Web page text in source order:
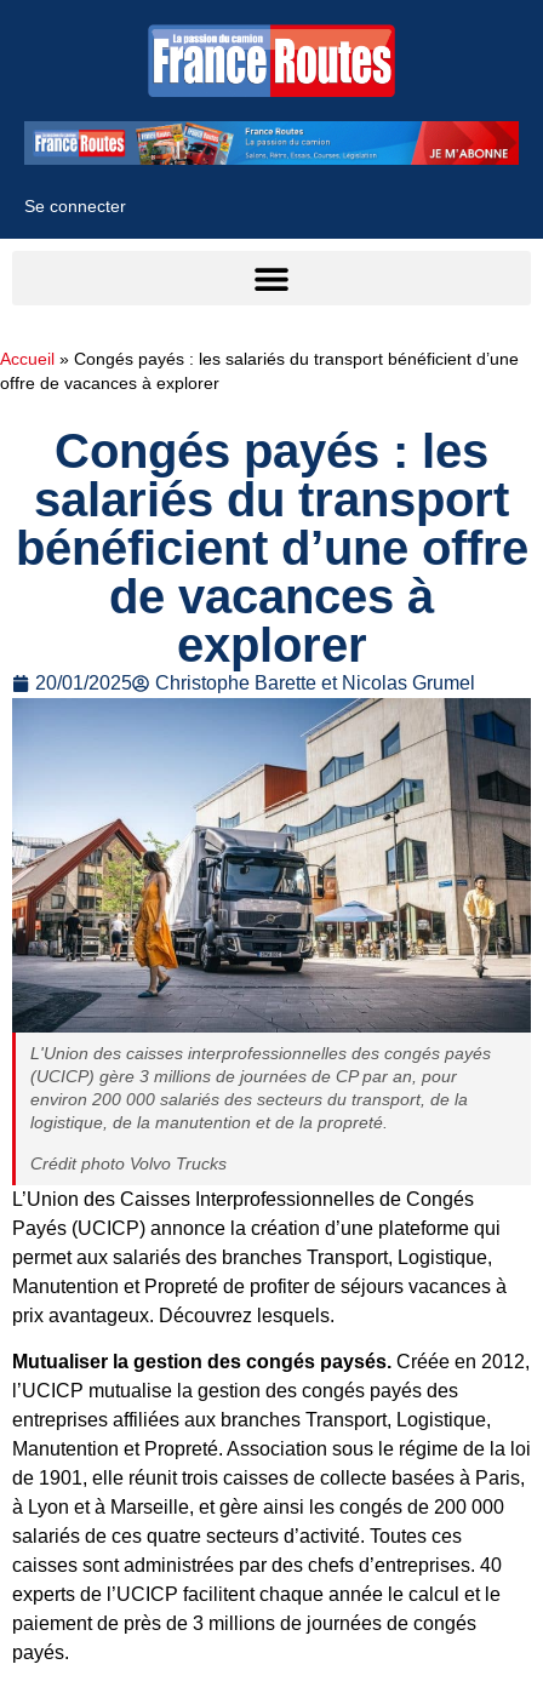
Se connecter
Accueil » Congés payés : les salariés du transport bénéficient d’une
offre de vacances à explorer
Congés payés : les
salariés du transport
bénéficient d’une offre
de vacances à
explorer
20/01/2025 Christophe Barette et Nicolas Grumel
L'Union des caisses interprofessionnelles des congés payés
(UCICP) gère 3 millions de journées de CP par an, pour
environ 200 000 salariés des secteurs du transport, de la
logistique, de la manutention et de la propreté.
Crédit photo Volvo Trucks
L’Union des Caisses Interprofessionnelles de Congés
Payés (UCICP) annonce la création d’une plateforme qui
permet aux salariés des branches Transport, Logistique,
Manutention et Propreté de profiter de séjours vacances à
prix avantageux. Découvrez lesquels.
Mutualiser la gestion des congés paysés. Créée en 2012,
l’UCICP mutualise la gestion des congés payés des
entreprises affiliées aux branches Transport, Logistique,
Manutention et Propreté. Association sous le régime de la loi
de 1901, elle réunit trois caisses de collecte basées à Paris,
à Lyon et à Marseille, et gère ainsi les congés de 200 000
salariés de ces quatre secteurs d’activité. Toutes ces
caisses sont administrées par des chefs d’entreprises. 40
experts de l’UCICP facilitent chaque année le calcul et le
paiement de près de 3 millions de journées de congés
payés.